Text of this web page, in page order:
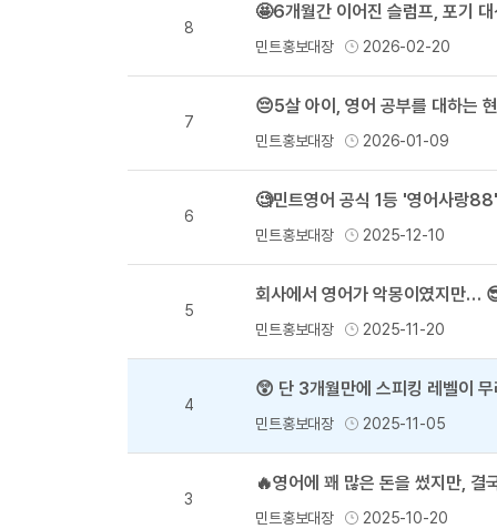
8
🤩6개월간 이어진 슬럼프, 포기
민트홍보대장 2026-02-20
7
😔5살 아이, 영어 공부를 대하는
민트홍보대장 2026-01-09
6
🧐민트영어 공식 1등 '영어사랑
민트홍보대장 2025-12-10
5
민트홍보대장
2025-11-20
4
😲 단 3개월만에 스피킹 레벨이
민트홍보대장 2025-11-05
3
🔥영어에 꽤 많은 돈을 썼지만,
민트홍보대장 2025-10-20